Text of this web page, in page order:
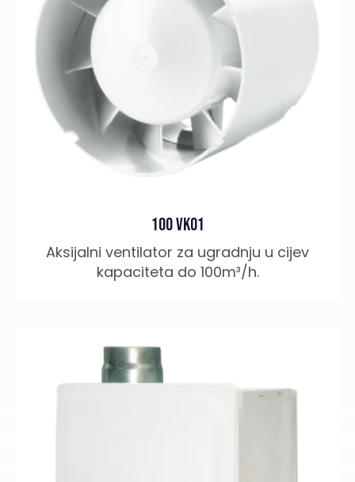
100 VKO1
Aksijalni ventilator za ugradnju u cijev
kapaciteta do 100m³/h.